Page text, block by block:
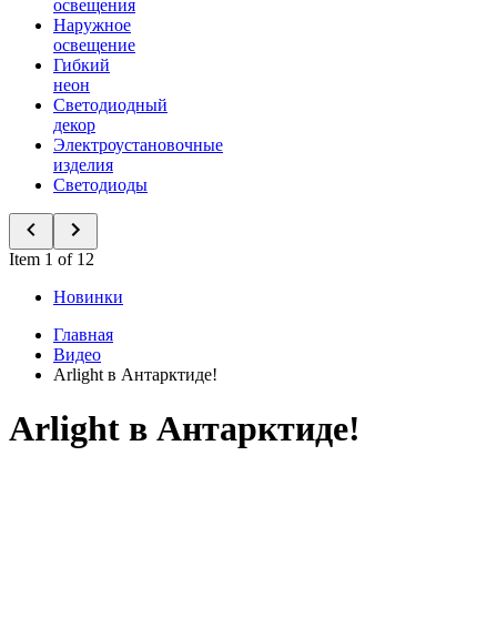
освещения
Наружное
освещение
Гибкий
неон
Светодиодный
декор
Электроустановочные
изделия
Светодиоды
Item 1 of 12
Новинки
Главная
Видео
Arlight в Антарктиде!
Arlight в Антарктиде!